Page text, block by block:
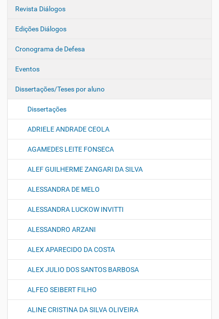
Revista Diálogos
Edições Diálogos
Cronograma de Defesa
Eventos
Dissertações/Teses por aluno
Dissertações
ADRIELE ANDRADE CEOLA
AGAMEDES LEITE FONSECA
ALEF GUILHERME ZANGARI DA SILVA
ALESSANDRA DE MELO
ALESSANDRA LUCKOW INVITTI
ALESSANDRO ARZANI
ALEX APARECIDO DA COSTA
ALEX JULIO DOS SANTOS BARBOSA
ALFEO SEIBERT FILHO
ALINE CRISTINA DA SILVA OLIVEIRA